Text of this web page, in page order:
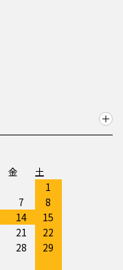
金
土
1
7
8
14
15
21
22
28
29